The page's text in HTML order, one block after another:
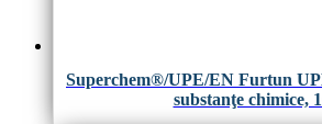
Superchem®/UPE/EN Furtun
substanţe chimice,